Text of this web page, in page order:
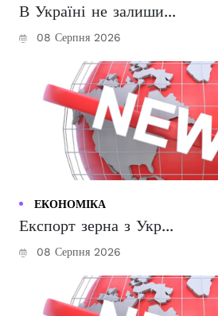
В Україні не залиши...
08 Серпня 2026
ЕКОНОМІКА
Експорт зерна з Укр...
08 Серпня 2026